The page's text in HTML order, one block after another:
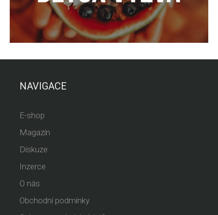
NAVIGACE
E-shop
Magazín
Diskuze
Inzerce
O nás
Obchodní podmínky